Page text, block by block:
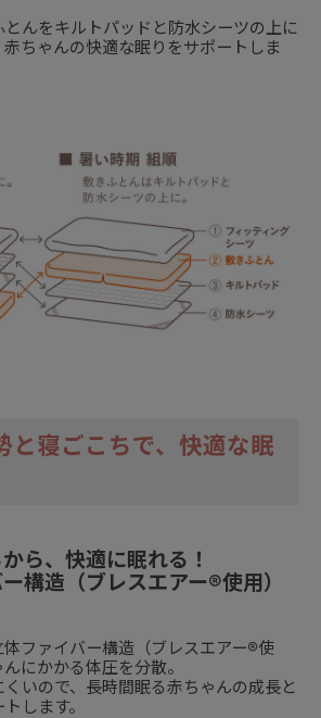
んをキルトパッドと防水シーツの上に
ちゃんの快適な眠りをサポートしま
と寝ごこちで、快適な眠
ら、快適に眠れる！
構造（ブレスエアー®使用）
ファイバー構造（ブレスエアー®使
にかかる体圧を分散。
いので、長時間眠る赤ちゃんの成長と
します。